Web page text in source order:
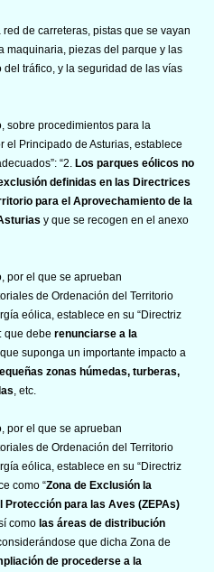
de carreteras, pistas que se vayan
maquinaria, piezas del parque y las
tráfico, y la seguridad de las vías
sobre procedimientos para la
Principado de Asturias, establece
“2. Los parques eólicos no
definidas en las Directrices
para el Aprovechamiento de la
y que se recogen en el anexo
por el que se aprueban
de Ordenación del Territorio
eólica, establece en su “Directriz
que debe renunciarse a la
que suponga un importante impacto a
zonas húmedas, turberas,
, etc.
por el que se aprueban
de Ordenación del Territorio
eólica, establece en su “Directriz
como “Zona de Exclusión la
Protección para las Aves (ZEPAs)
como las áreas de distribución
considerándose que dicha Zona de
de procederse a la